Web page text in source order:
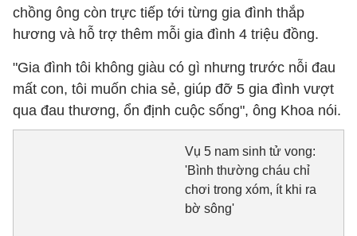
chồng ông còn trực tiếp tới từng gia đình thắp
hương và hỗ trợ thêm mỗi gia đình 4 triệu đồng.
"Gia đình tôi không giàu có gì nhưng trước nỗi đau
mất con, tôi muốn chia sẻ, giúp đỡ 5 gia đình vượt
qua đau thương, ổn định cuộc sống", ông Khoa nói.
Vụ 5 nam sinh tử vong:
'Bình thường cháu chỉ
chơi trong xóm, ít khi ra
bờ sông'